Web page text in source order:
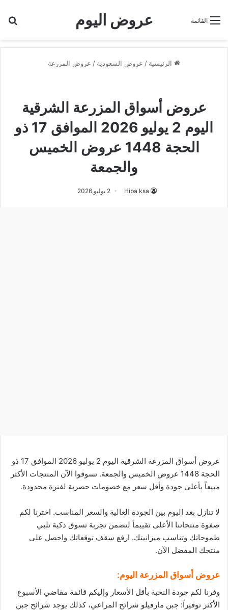
عروض اليوم القائمة
الرئيسية / عروض السعودية / عروض المزرعة
عروض أسواق المزرعة الشرقية
اليوم 2 يوليو 2026 الموافق 17 ذو
الحجة 1448 عروض الخميس
والجمعة
Hiba ksa 2 يوليو,2026
عروض أسواق المزرعة الشرقية اليوم 2 يوليو 2026 الموافق 17 ذو
الحجة 1448 عروض الخميس والجمعة. تسوقوا الآن المنتجات الأكثر
مبيعاً بأعلى جودة وأقل سعر مع خصومات حصرية لفترة محدودة.
لا تنازل بعد اليوم بين الجودة العالية والسعر المناسب. اخترنا لكم
صفوة منتجاتنا الأعلى تقييماً لتضمن تجربة تسوق ذكية تلبي
طموحاتك وتناسب ميزانيتك. ارفع سقف توقعاتك واحصل على
منتجك المفضل الآن.
عروض أسواق المزرعة اليوم:
وفرنا لكم جودة النخبة بأقل الأسعار وإليكم قائمة مقاضي الأسبوع
الأكثر توفيراً: جبن مارفيلو شرائح المراعي، كذلك يوجد شرائح جبن